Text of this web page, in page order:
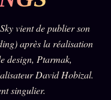
vient de publier son
après la réalisation
design, Ptarmak,
David Hobizal.
singulier.